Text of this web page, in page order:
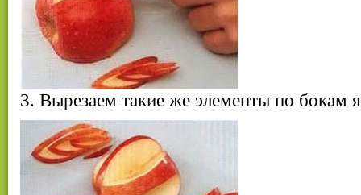
3. Вырезаем такие же элементы по бокам